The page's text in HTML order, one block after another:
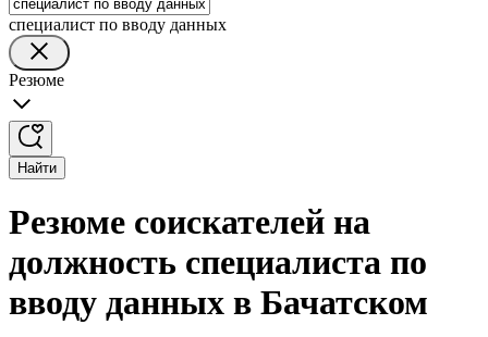
специалист по вводу данных
Резюме
Найти
Резюме соискателей на
должность специалиста по
вводу данных в Бачатском